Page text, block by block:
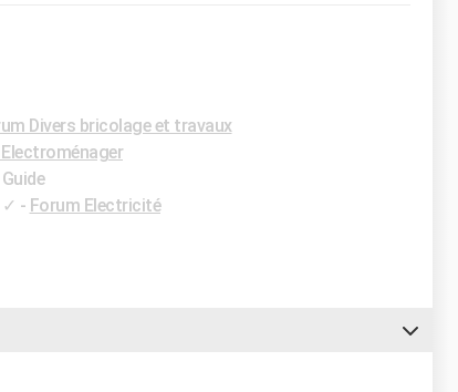
Divers bricolage et travaux
✓ - Forum Electricité